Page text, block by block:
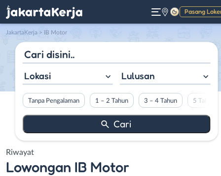
Pasang
Gelap
JakartaKerja > IB Motor
Lokasi Lulusan
Tanpa Pengalaman 1 – 2 Tahun 3 – 4 Tahun 5 Tahun
Riwayat
Lowongan IB Motor